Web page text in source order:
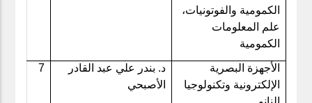
الكمومية والفوتونيات،
علم المعلومات
الكمومية
الأجهزة البصرية
الإلكترونية وتكنولوجيا
د. بندر علي عبد القادر
الأصبحي
7